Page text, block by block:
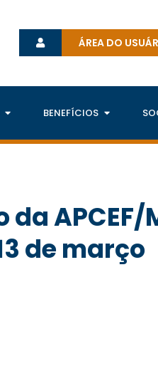
ÁREA DO
BENEFÍCIOS
APCEF/
de março